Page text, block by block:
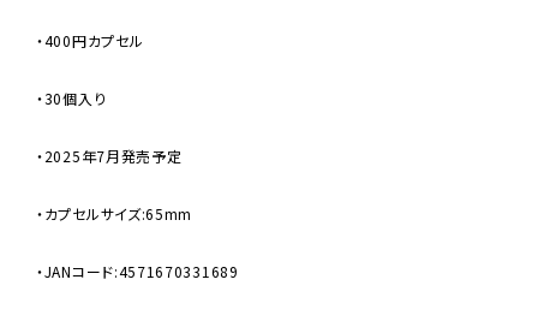
・400円カプセル
・30個入り
・2025年7月発売予定
・カプセルサイズ:65mm
・JANコード:4571670331689